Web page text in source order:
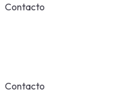
Contacto
Contacto